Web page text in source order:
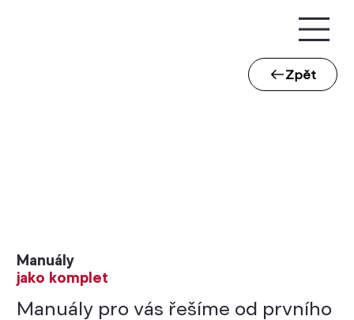
Manuály
jako komplet
Manuály pro vás řešíme od prvního
Zpět